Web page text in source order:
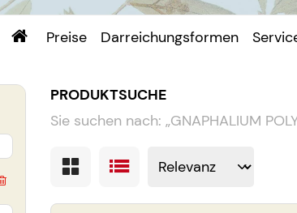
Preise Darreichungsformen
PRODUKTSUCHE
Sie suchen nach: „GNAPHALIUM